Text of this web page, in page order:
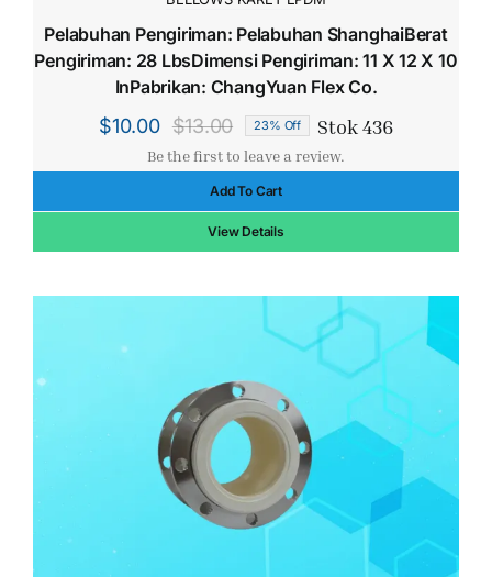
Pelabuhan Pengiriman: Pelabuhan ShanghaiBerat
Pengiriman: 28 LbsDimensi Pengiriman: 11 X 12 X 10
InPabrikan: ChangYuan Flex Co.
$13.00
Harga
aslinya
adalah:
$13.00.
$10.00
Harga
saat
ini
adalah:
$10.00.
23% Off Stok 436
Be the first to leave a review.
Add To Cart
View Details